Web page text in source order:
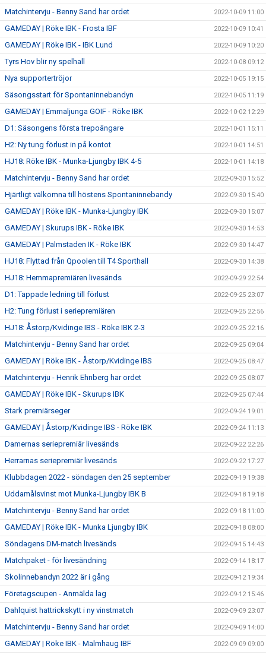
Matchintervju - Benny Sand har ordet 2022-10-09 11:00
GAMEDAY | Röke IBK - Frosta IBF 2022-10-09 10:41
GAMEDAY | Röke IBK - IBK Lund 2022-10-09 10:20
Tyrs Hov blir ny spelhall 2022-10-08 09:12
Nya supportertröjor 2022-10-05 19:15
Säsongsstart för Spontaninnebandyn 2022-10-05 11:19
GAMEDAY | Emmaljunga GOIF - Röke IBK 2022-10-02 12:29
D1: Säsongens första trepoängare 2022-10-01 15:11
H2: Ny tung förlust in på kontot 2022-10-01 14:51
HJ18: Röke IBK - Munka-Ljungby IBK 4-5 2022-10-01 14:18
Matchintervju - Benny Sand har ordet 2022-09-30 15:52
Hjärtligt välkomna till höstens Spontaninnebandy 2022-09-30 15:40
GAMEDAY | Röke IBK - Munka-Ljungby IBK 2022-09-30 15:07
GAMEDAY | Skurups IBK - Röke IBK 2022-09-30 14:53
GAMEDAY | Palmstaden IK - Röke IBK 2022-09-30 14:47
HJ18: Flyttad från Qpoolen till T4 Sporthall 2022-09-30 14:38
HJ18: Hemmapremiären livesänds 2022-09-29 22:54
D1: Tappade ledning till förlust 2022-09-25 23:07
H2: Tung förlust i seriepremiären 2022-09-25 22:56
HJ18: Åstorp/Kvidinge IBS - Röke IBK 2-3 2022-09-25 22:16
Matchintervju - Benny Sand har ordet 2022-09-25 09:04
GAMEDAY | Röke IBK - Åstorp/Kvidinge IBS 2022-09-25 08:47
Matchintervju - Henrik Ehnberg har ordet 2022-09-25 08:07
GAMEDAY | Röke IBK - Skurups IBK 2022-09-25 07:44
Stark premiärseger 2022-09-24 19:01
GAMEDAY | Åstorp/Kvidinge IBS - Röke IBK 2022-09-24 11:13
Damernas seriepremiär livesänds 2022-09-22 22:26
Herrarnas seriepremiär livesänds 2022-09-22 17:27
Klubbdagen 2022 - söndagen den 25 september 2022-09-19 19:38
Uddamålsvinst mot Munka-Ljungby IBK B 2022-09-18 19:18
Matchintervju - Benny Sand har ordet 2022-09-18 11:00
GAMEDAY | Röke IBK - Munka Ljungby IBK 2022-09-18 08:00
Söndagens DM-match livesänds 2022-09-15 14:43
Matchpaket - för livesändning 2022-09-14 18:17
Skolinnebandyn 2022 är i gång 2022-09-12 19:34
Företagscupen - Anmälda lag 2022-09-12 15:46
Dahlquist hattrickskytt i ny vinstmatch 2022-09-09 23:07
Matchintervju - Benny Sand har ordet 2022-09-09 14:00
GAMEDAY | Röke IBK - Malmhaug IBF 2022-09-09 09:00